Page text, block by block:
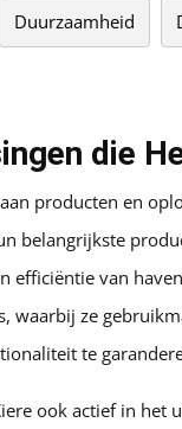
Duurzaamheid
die
producten en
belangrijkste
efficiëntie van
waarbij ze
te
ook actief in het